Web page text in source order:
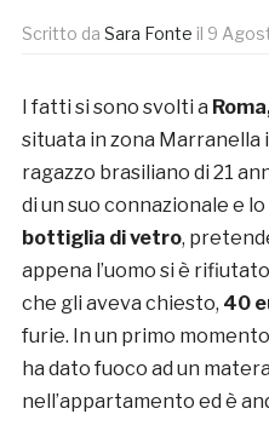
Scritto da Sara Fonte il 9
I fatti si sono svolti a
situata in zona Marranella
ragazzo brasiliano di 21
di un suo connazionale e lo
bottiglia di vetro,
appena l’uomo si è
che gli aveva chiesto, 40
furie. In un primo momento
ha dato fuoco ad un
nell’appartamento ed è